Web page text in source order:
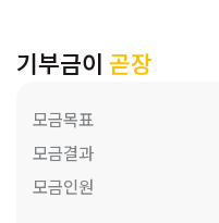
기부금이 곧장
모금목표
모금결과
모금인원